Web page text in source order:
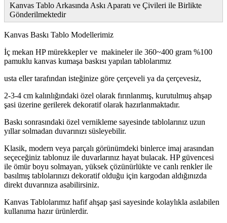
Kanvas Tablo Arkasında Askı Aparatı ve Çivileri ile Birlikte
Gönderilmektedir
Kanvas Baskı Tablo Modellerimiz
İç mekan HP mürekkepler ve makineler ile 360~400 gram %100
pamuklu kanvas kumaşa baskısı yapılan tablolarımız
usta eller tarafından isteğinize göre çerçeveli ya da çerçevesiz,
2-3-4 cm kalınlığındaki özel olarak fırınlanmış, kurutulmuş ahşap
şasi üzerine gerilerek dekoratif olarak hazırlanmaktadır.
Baskı sonrasındaki özel vernikleme sayesinde tablolarınız uzun
yıllar solmadan duvarınızı süsleyebilir.
Klasik, modern veya parçalı görünümdeki binlerce imaj arasından
seçeceğiniz tablonuz ile duvarlarınız hayat bulacak. HP güvencesi
ile ömür boyu solmayan, yüksek çözünürlükte ve canlı renkler ile
basılmış tablolarınızı dekoratif olduğu için kargodan aldığınızda
direkt duvarınıza asabilirsiniz.
Kanvas Tablolarımız hafif ahşap şasi sayesinde kolaylıkla asılabilen
kullanıma hazır ürünlerdir.